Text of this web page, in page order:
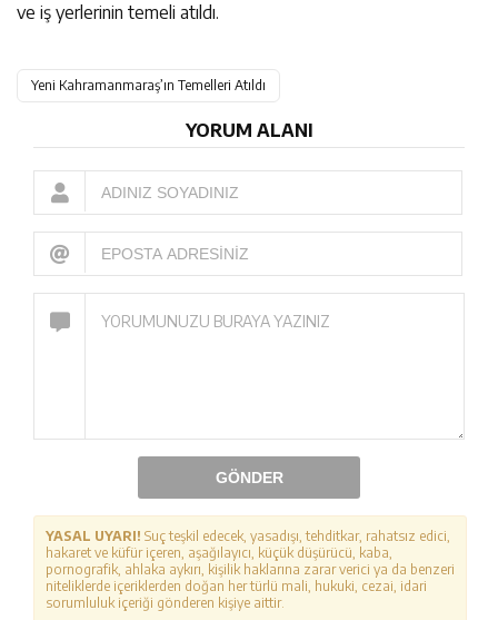
ve iş yerlerinin temeli atıldı.
Yeni Kahramanmaraş’ın Temelleri Atıldı
YORUM ALANI
GÖNDER
YASAL UYARI! Suç teşkil edecek, yasadışı, tehditkar, rahatsız edici,
hakaret ve küfür içeren, aşağılayıcı, küçük düşürücü, kaba,
pornografik, ahlaka aykırı, kişilik haklarına zarar verici ya da benzeri
niteliklerde içeriklerden doğan her türlü mali, hukuki, cezai, idari
sorumluluk içeriği gönderen kişiye aittir.